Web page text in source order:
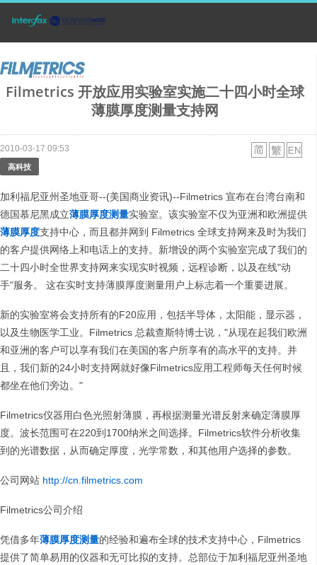
Filmetrics 开放应用实验室实施二十四小时全球
薄膜厚度测量支持网
2010-03-17 09:53
高科技
加利福尼亚州圣地亚哥--(美国商业资讯)--Filmetrics 宣布在台湾台南和
德国慕尼黑成立薄膜厚度测量实验室。该实验室不仅为亚洲和欧洲提供
薄膜厚度支持中心，而且都并网到 Filmetrics 全球支持网来及时为我们
的客户提供网络上和电话上的支持。新增设的两个实验室完成了我们的
二十四小时全世界支持网来实现实时视频，远程诊断，以及在线"动
手"服务。 这在实时支持薄膜厚度测量用户上标志着一个重要进展。
新的实验室将会支持所有的F20应用，包括半导体，太阳能，显示器，
以及生物医学工业。Filmetrics 总裁查斯特博士说，"从现在起我们欧洲
和亚洲的客户可以享有我们在美国的客户所享有的高水平的支持。并
且，我们新的24小时支持网就好像Filmetrics应用工程师每天任何时候
都坐在他们旁边。"
Filmetrics仪器用白色光照射薄膜，再根据测量光谱反射来确定薄膜厚
度。波长范围可在220到1700纳米之间选择。Filmetrics软件分析收集
到的光谱数据，从而确定厚度，光学常数，和其他用户选择的参数。
公司网站 http://cn.filmetrics.com
Filmetrics公司介绍
凭借多年薄膜厚度测量的经验和遍布全球的技术支持中心，Filmetrics
提供了简单易用的仪器和无可比拟的支持。总部位于加利福尼亚州圣地